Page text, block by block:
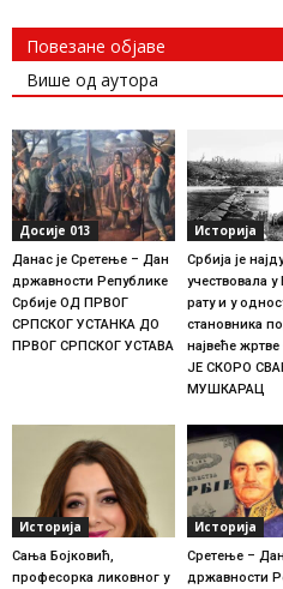
Повезане објаве
Више од аутора
Досије 013
Данас је Сретење – Дан
државности Републике
Србије ОД ПРВОГ
СРПСКОГ УСТАНКА ДО
ПРВОГ СРПСКОГ УСТАВА
Историја
Србија је
учествовала
рату и у
становника
највеће
ЈЕ СКОРО
МУШКАРАЦ
Историја
Сања Бојковић,
професорка ликовног у
Историја
Сретење – Дан
државности